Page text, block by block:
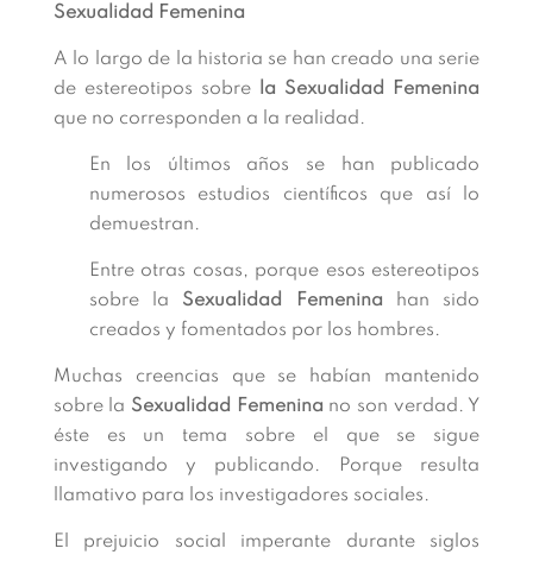
Sexualidad Femenina
A lo largo de la historia se han creado una serie
de estereotipos sobrela Sexualidad Femenina
que no corresponden a la realidad.
En los últimos años se han publicado
numerosos estudios científicos que así lo
demuestran.
Entre otras cosas, porque esos estereotipos
sobre la Sexualidad Femenina han sido
creados y fomentados por los hombres.
Muchas creencias que se habían mantenido
sobre la Sexualidad Femenina no son verdad. Y
éste es un tema sobre el que se sigue
investigando y publicando. Porque resulta
llamativo para los investigadores sociales.
El prejuicio social imperante durante siglos